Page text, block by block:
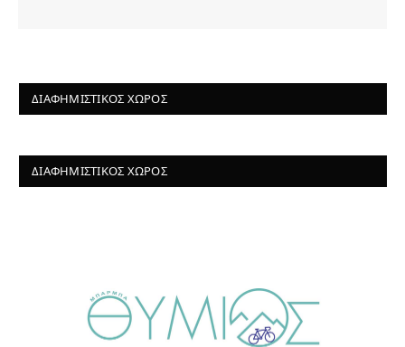
ΔΙΑΦΗΜΙΣΤΙΚΌΣ ΧΏΡΟΣ
ΔΙΑΦΗΜΙΣΤΙΚΌΣ ΧΏΡΟΣ